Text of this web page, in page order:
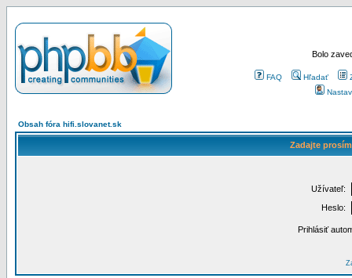
Bolo
FAQ Hľadať
Obsah fóra hifi.slovanet.sk
Zadajte
Užívateľ:
Heslo:
Prihlásiť